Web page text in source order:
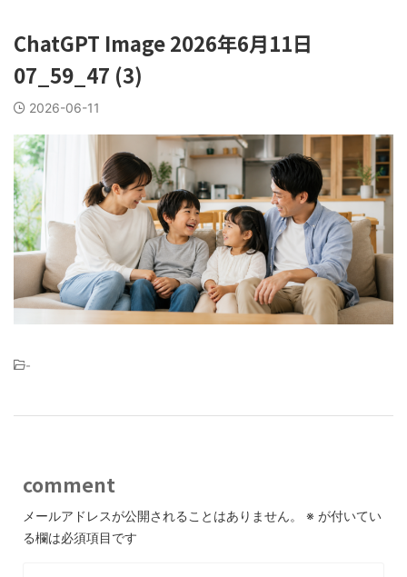
ChatGPT Image 2026年6月11日
07_59_47 (3)
2026-06-11
-
comment
メールアドレスが公開されることはありません。 ※ が付いてい
る欄は必須項目です